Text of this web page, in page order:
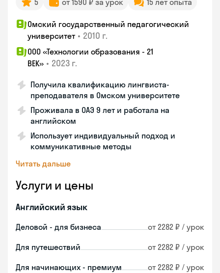
5 от 1590 ₽ за урок 15 лет опыта
Омский государственный педагогический
университет • 2010 г.
ООО «Технологии образования - 21
ВЕК» • 2023 г.
Получила квалификацию лингвиста-
преподавателя в Омском университете
Проживала в ОАЭ 9 лет и работала на
английском
Использует индивидуальный подход и
коммуникативные методы
Читать дальше
Услуги и цены
Английский язык
Деловой - для бизнеса от 2282 ₽ / урок
Для путешествий от 2282 ₽ / урок
Для начинающих - премиум от 2282 ₽ / урок